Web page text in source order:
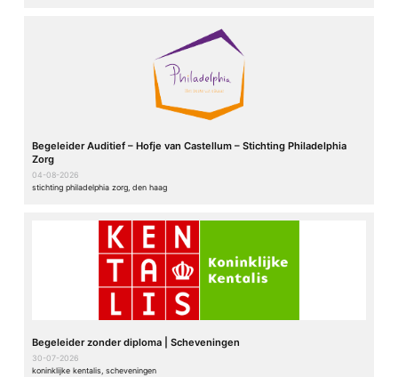
Begeleider Auditief – Hofje van Castellum – Stichting Philadelphia
Zorg
04-08-2026
stichting philadelphia zorg, den haag
Begeleider zonder diploma | Scheveningen
30-07-2026
koninklijke kentalis, scheveningen